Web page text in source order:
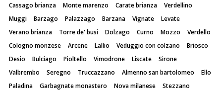
Cassago brianza
Monte marenzo Carate brianza
Verdellino
Muggi
Barzago Palazzago Barzana Vignate
Levate
Verano brianza
Torre de' busi Dolzago Curno Mozzo
Verdello
Cologno monzese
Arcene Lallio Veduggio con colzano
Briosco
Desio
Bulciago Pioltello Vimodrone Liscate
Sirone
Valbrembo
Seregno Truccazzano Almenno san bartolomeo
Ello
Paladina
Garbagnate monastero Nova milanese
Stezzano